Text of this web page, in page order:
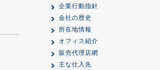
企業行動指針
会社の歴史
所在地情報
オフィス紹介
販売代理店網
主な仕入先